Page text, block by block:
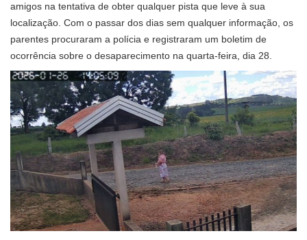
amigos na tentativa de obter qualquer pista que leve à sua
localização. Com o passar dos dias sem qualquer informação, os
parentes procuraram a polícia e registraram um boletim de
ocorrência sobre o desaparecimento na quarta-feira, dia 28.